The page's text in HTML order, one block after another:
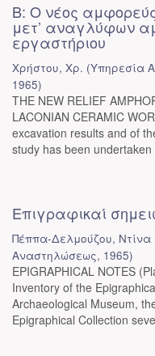
Β: Ο νέος
μετ’ αναγλύφων
εργαστήριου
Χρήστου, Χρ. (Υπηρεσία
1965)
THE NEW RELIEF
LACONIAN CERAMIC
excavation results and of
study has been
Επιγραφικαί
Πέππα-Δελμούζου, Ντίνα
Αναστηλώσεως, 1965)
EPIGRAPHICAL NOTES
Inventory of the
Archaeological Museum,
Epigraphical Collection